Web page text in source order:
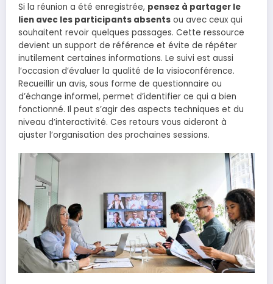
Si la réunion a été enregistrée, pensez à partager le
lien avec les participants absents ou avec ceux qui
souhaitent revoir quelques passages. Cette ressource
devient un support de référence et évite de répéter
inutilement certaines informations. Le suivi est aussi
l’occasion d’évaluer la qualité de la visioconférence.
Recueillir un avis, sous forme de questionnaire ou
d’échange informel, permet d’identifier ce qui a bien
fonctionné. Il peut s’agir des aspects techniques et du
niveau d’interactivité. Ces retours vous aideront à
ajuster l’organisation des prochaines sessions.